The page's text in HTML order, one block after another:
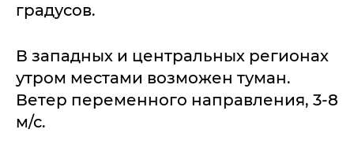
градусов.
В западных и центральных регионах
утром местами возможен туман.
Ветер переменного направления, 3-8
м/с.